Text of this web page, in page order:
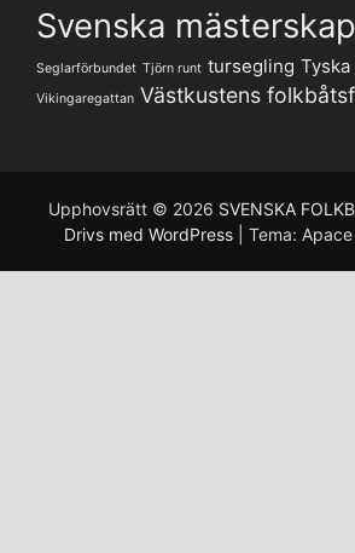
Svenska
Seglarförbundet Tjörn runt tursegling
Vikingaregattan Västkustens
Upphovsrätt © 2026 SVENSKA
Drivs med WordPress
Tema: